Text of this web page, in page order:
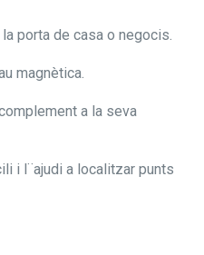
porta de casa o negocis.
magnètica.
a la seva
i l¨ajudi a localitzar punts